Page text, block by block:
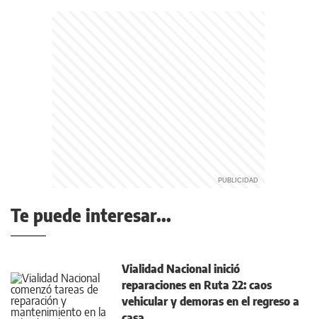
Te puede interesar...
Vialidad Nacional inició
reparaciones en Ruta 22: caos
vehicular y demoras en el regreso a